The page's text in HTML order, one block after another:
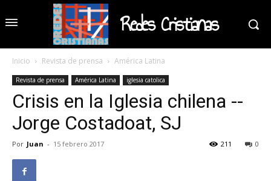
Redes Cristianas
Inicio Revista de prensa América Latina
Revista de prensa América Latina iglesia catolica
Crisis en la Iglesia chilena --
Jorge Costadoat, SJ
Por Juan - 15 febrero 2017 0
211